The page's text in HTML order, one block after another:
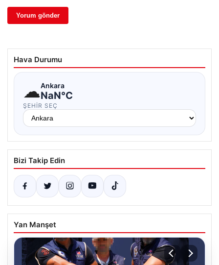
Hava Durumu
☁Ankara
NaN°C
ŞEHIR SEÇ
Bizi Takip Edin
Yan Manşet